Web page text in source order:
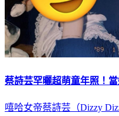
蔡詩芸罕曬超萌童年照！
嘻哈女帝蔡詩芸（Dizzy